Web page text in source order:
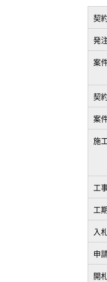
契
発
案
契
案
施
工
工
入
申
開